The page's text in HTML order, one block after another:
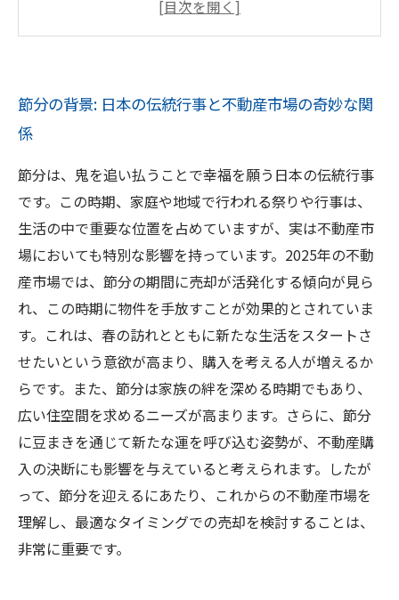
節分がもたらす変化: 2025年の不動産動向を探
識
戦略
新たな年の始まりと共に考える不動産投資の未
来
節分を機に見直すべき不動産市場の展望とヒン
ト
節分の背景: 日本の伝統行事と不動産市場の奇妙な関
係
節分は、鬼を追い払うことで幸福を願う日本の伝統行事
です。この時期、家庭や地域で行われる祭りや行事は、
生活の中で重要な位置を占めていますが、実は不動産市
場においても特別な影響を持っています。2025年の不動
産市場では、節分の期間に売却が活発化する傾向が見ら
れ、この時期に物件を手放すことが効果的とされていま
す。これは、春の訪れとともに新たな生活をスタートさ
せたいという意欲が高まり、購入を考える人が増えるか
らです。また、節分は家族の絆を深める時期でもあり、
広い住空間を求めるニーズが高まります。さらに、節分
に豆まきを通じて新たな運を呼び込む姿勢が、不動産購
入の決断にも影響を与えていると考えられます。したが
って、節分を迎えるにあたり、これからの不動産市場を
理解し、最適なタイミングでの売却を検討することは、
非常に重要です。